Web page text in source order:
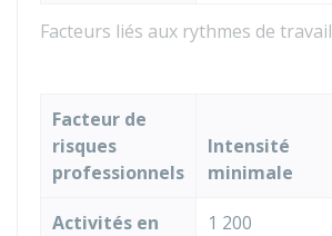
Facteurs liés aux rythmes de travail
Facteur de
risques
professionnels
Intensité
minimale
Activités en
1 200